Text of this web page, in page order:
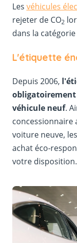
Les véhicules
rejeter de CO2
dans la catégorie
L'étiquette
Depuis 2006,
véhicule neuf.
voiture neuve,
achat éco-
votre disposition.